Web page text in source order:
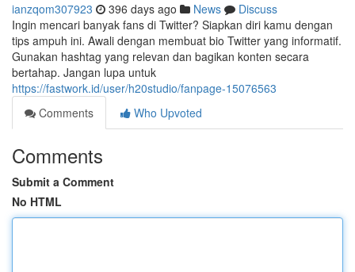
ianzqom307923 396 days ago News
Discuss
Ingin mencari banyak fans di Twitter? Siapkan diri kamu dengan
tips ampuh ini. Awali dengan membuat bio Twitter yang informatif.
Gunakan hashtag yang relevan dan bagikan konten secara
bertahap. Jangan lupa untuk
https://fastwork.id/user/h20studio/fanpage-15076563
Comments
Who Upvoted
Comments
Submit a Comment
No HTML